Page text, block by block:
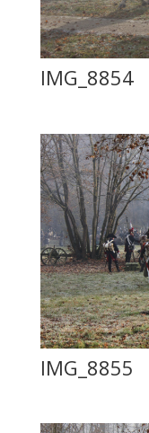
IMG_8854
IMG_8855